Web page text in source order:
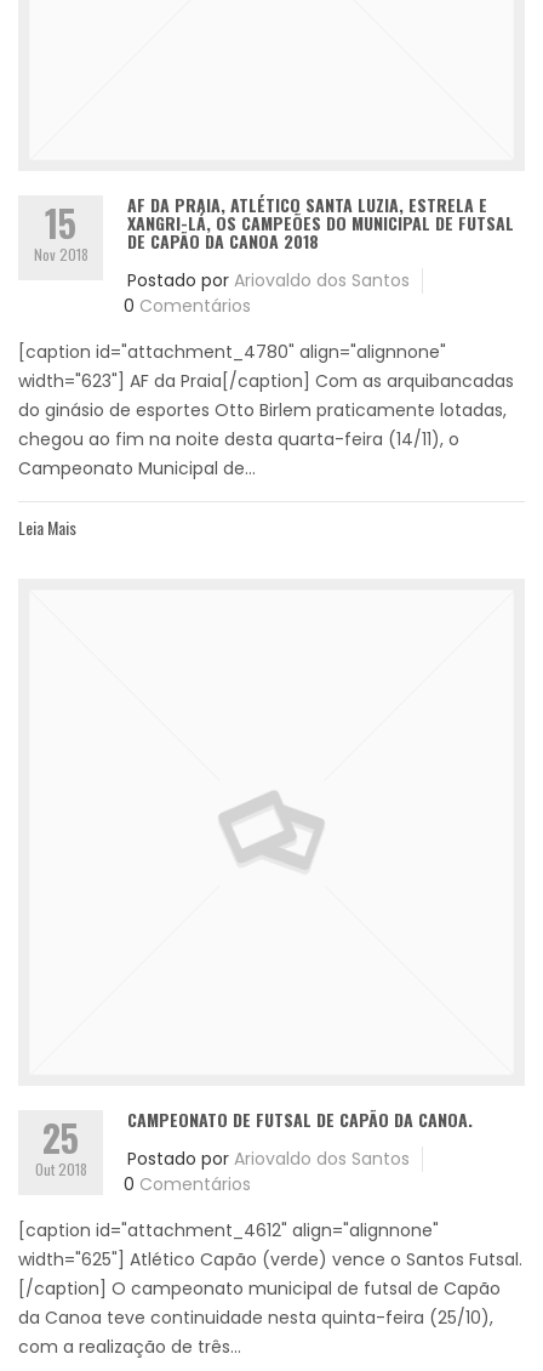
15
Nov 2018
AF DA PRAIA, ATLÉTICO SANTA LUZIA, ESTRELA E
XANGRI-LÁ, OS CAMPEÕES DO MUNICIPAL DE FUTSAL
DE CAPÃO DA CANOA 2018
Postado por Ariovaldo dos Santos
0 Comentários
[caption id="attachment_4780" align="alignnone"
width="623"] AF da Praia[/caption] Com as arquibancadas
do ginásio de esportes Otto Birlem praticamente lotadas,
chegou ao fim na noite desta quarta-feira (14/11), o
Campeonato Municipal de...
Leia Mais
25
Out 2018
CAMPEONATO DE FUTSAL DE CAPÃO DA CANOA.
Postado por Ariovaldo dos Santos
0 Comentários
[caption id="attachment_4612" align="alignnone"
width="625"] Atlético Capão (verde) vence o Santos Futsal.
[/caption] O campeonato municipal de futsal de Capão
da Canoa teve continuidade nesta quinta-feira (25/10),
com a realização de três...